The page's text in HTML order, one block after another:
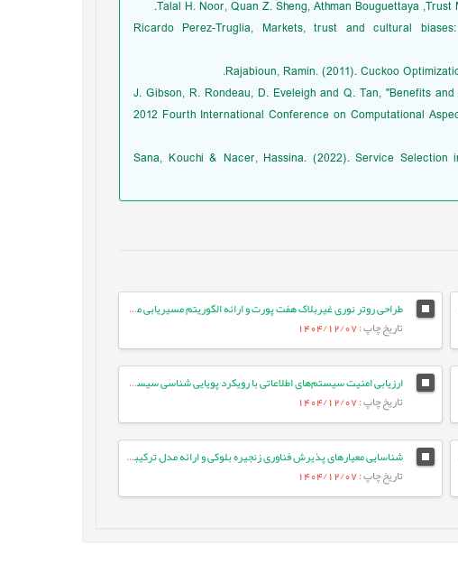
[17] Ricardo Perez-Truglia, Markets, trust and cultural
[19] J. Gibson, R. Rondeau, D. Eveleigh and Q. Tan, "Benefits
2012 Fourth International Conference on Computational
. [20] Sana, Kouchi & Nacer, Hassina. (2022). Service
طراحی روتر نوری غیربلاک هفت پورت و ارائه الگوریتم مسیریابی موثر در شبکه بر تراشه نوری سه بعدی
تاریخ چاپ: 1404/12/07
ارزیابی امنیت سیستم‌های اطلاعاتی با رویکرد پویایی شناسی سیستم‌ها (مورد مطالعه: بانک کشاورزی)
تاریخ چاپ: 1404/12/07
شناسایی معیارهای پذیرش فناوری زنجیره بلوکی و ارائه مدل ترکیبی پذیرش فناوری TAM و TOE با استفاده از روش خوشه¬بندی K-means
تاریخ چاپ: 1404/12/07